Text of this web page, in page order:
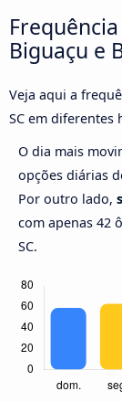
Biguaçu e
Veja aqui a
SC em diferentes
O dia mais
opções diárias
Por outro lado,
com apenas 42
SC.